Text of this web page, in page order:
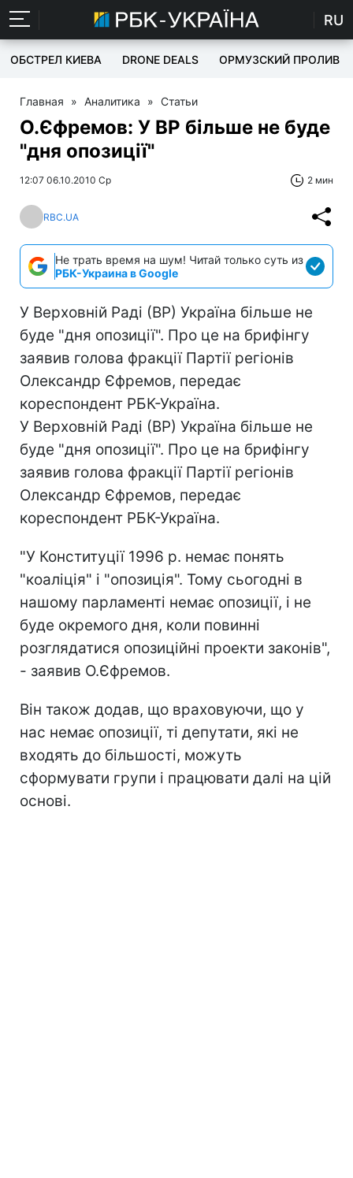
RU
ОБСТРЕЛ КИЕВА DRONE DEALS ОРМУЗСКИЙ ПРОЛИВ
Главная » Аналитика » Статьи
О.Єфремов: У ВР більше не буде
"дня опозиції"
12:07 06.10.2010 Ср 2 мин
RBC.UA
Не трать время на шум! Читай только суть из
РБК-Украина в Google
У Верховній Раді (ВР) Україна більше не
буде "дня опозиції". Про це на брифінгу
заявив голова фракції Партії регіонів
Олександр Єфремов, передає
кореспондент РБК-Україна.
У Верховній Раді (ВР) Україна більше не
буде "дня опозиції". Про це на брифінгу
заявив голова фракції Партії регіонів
Олександр Єфремов, передає
кореспондент РБК-Україна.
"У Конституції 1996 р. немає понять
"коаліція" і "опозиція". Тому сьогодні в
нашому парламенті немає опозиції, і не
буде окремого дня, коли повинні
розглядатися опозиційні проекти законів",
- заявив О.Єфремов.
Він також додав, що враховуючи, що у
нас немає опозиції, ті депутати, які не
входять до більшості, можуть
сформувати групи і працювати далі на цій
основі.